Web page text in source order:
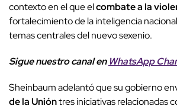
contexto en el que elcombate a la
fortalecimiento de la inteligencia
temas centrales del nuevo sexenio.
Sigue nuestro canal en WhatsApp
Sheinbaum adelantó que su gobierno
de la Unióntres iniciativas relacionadas